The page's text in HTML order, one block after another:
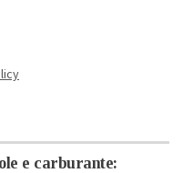
e carburante: